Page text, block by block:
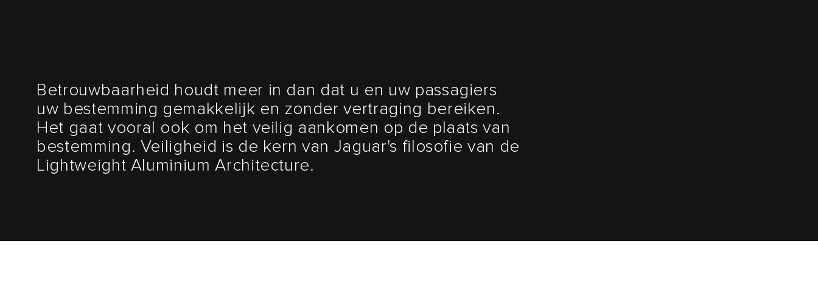
Betrouwbaarheid houdt meer in dan dat u en uw passagiers
uw bestemming gemakkelijk en zonder vertraging bereiken.
Het gaat vooral ook om het veilig aankomen op de plaats van
bestemming. Veiligheid is de kern van Jaguar's filosofie van de
Lightweight Aluminium Architecture.